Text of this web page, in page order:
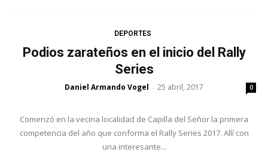
DEPORTES
Podios zarateños en el inicio del Rally
Series
Daniel Armando Vogel - 25 abril, 2017 0
Comenzó en la vecina localidad de Capilla del Señor la primera
competencia del año que conforma el Rally Series 2017. Allí con
una interesante...